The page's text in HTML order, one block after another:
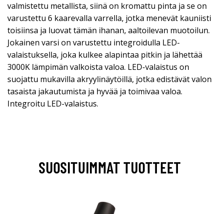
valmistettu metallista, siinä on kromattu pinta ja se on
varustettu 6 kaarevalla varrella, jotka menevät kauniisti
toisiinsa ja luovat tämän ihanan, aaltoilevan muotoilun.
Jokainen varsi on varustettu integroidulla LED-
valaistuksella, joka kulkee alapintaa pitkin ja lähettää
3000K lämpimän valkoista valoa. LED-valaistus on
suojattu mukavilla akryylinäytöillä, jotka edistävät valon
tasaista jakautumista ja hyvää ja toimivaa valoa.
Integroitu LED-valaistus.
SUOSITUIMMAT TUOTTEET